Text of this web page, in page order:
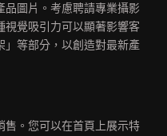
品圖片。考慮聘請專業攝影
視覺吸引力可以顯著影響客
」等部分，以創造對最新產
售。您可以在首頁上展示特